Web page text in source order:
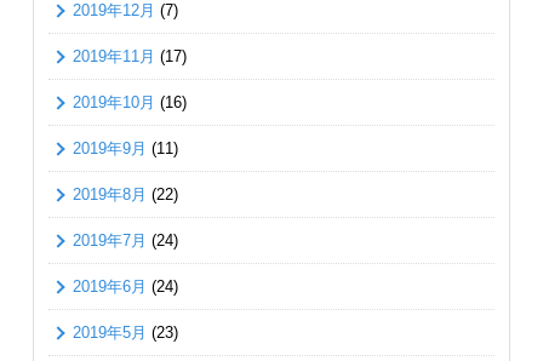
2019年12月 (7)
2019年11月 (17)
2019年10月 (16)
2019年9月 (11)
2019年8月 (22)
2019年7月 (24)
2019年6月 (24)
2019年5月 (23)